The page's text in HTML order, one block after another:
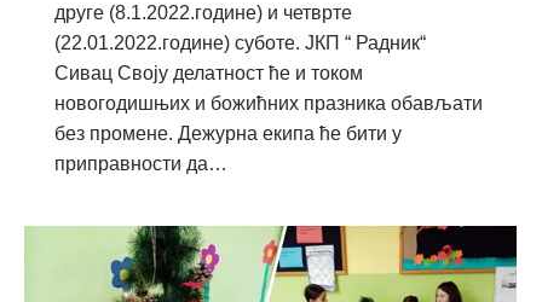
друге (8.1.2022.године) и четврте
(22.01.2022.године) суботе. ЈКП “ Радник“
Сивац Своју делатност ће и током
новогодишњих и божићних празника обављати
без промене. Дежурна екипа ће бити у
приправности да…